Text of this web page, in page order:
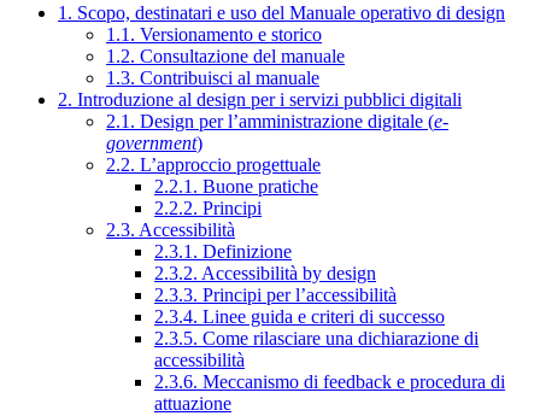
1. Scopo, destinatari e uso del Manuale operativo di design
1.1. Versionamento e storico
1.2. Consultazione del manuale
1.3. Contribuisci al manuale
2. Introduzione al design per i servizi pubblici digitali
2.1. Design per l’amministrazione digitale (e-
government)
2.2. L’approccio progettuale
2.2.1. Buone pratiche
2.2.2. Principi
2.3. Accessibilità
2.3.1. Definizione
2.3.2. Accessibilità by design
2.3.3. Principi per l’accessibilità
2.3.4. Linee guida e criteri di successo
2.3.5. Come rilasciare una dichiarazione di
accessibilità
2.3.6. Meccanismo di feedback e procedura di
attuazione